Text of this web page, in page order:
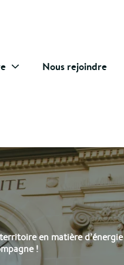
Nous rejoindre
en matière d’énergie
!